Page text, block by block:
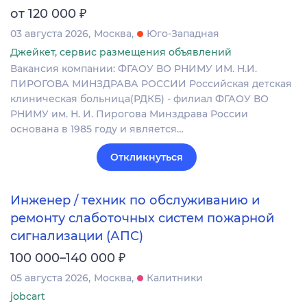
от 120 000 ₽
03 августа 2026 Москва
Юго-Западная
Джейкет, сервис размещения объявлений
Вакансия компании: ФГАОУ ВО РНИМУ ИМ. Н.И.
ПИРОГОВА МИНЗДРАВА РОССИИ Российская детская
клиническая больница(РДКБ) - филиал ФГАОУ ВО
РНИМУ им. Н. И. Пирогова Минздрава России
основана в 1985 году и является…
Откликнуться
Инженер / техник по обслуживанию и
ремонту слаботочных систем пожарной
сигнализации (АПС)
100 000–140 000 ₽
05 августа 2026 Москва
Калитники
jobcart